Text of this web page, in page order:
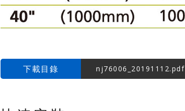
下載目錄 nj76006_20191112.pdf